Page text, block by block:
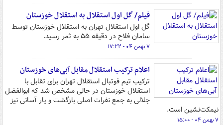
فیلم/ گل اول استقلال به استقلال خوزستان
گل اول استقلال تهران به استقلال خوزستان توسط
سامان فلاح در دقیقه ۵۵ به ثمر رسید.
۷ بهمن ۰۴ - ۱۷:۲۲
اعلام ترکیب استقلال مقابل آبی‌های خوزستان
ترکیب تیم فوتبال استقلال تهران برای تقابل با
استقلال خوزستان در حالی مشخص شد که ابوالفضل
جلالی به جمع نفرات اصلی بازگشت و یار آسانی نیز
نیمکت‌نشین است.
۷ بهمن ۰۴ - ۱۵:۰۰